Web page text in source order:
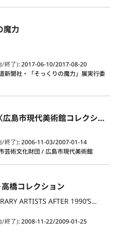
魔力
/終了):2017-06-10/2017-08-20
新聞社・「そっくりの魔力」展実行委
この20年の、20のアート〈広島市現代美術館コレクションによる〉
/終了):2006-11-03/2007-01-14
芸術文化財団 / 広島市現代美術館
橋コレクション
neoteny japan CONTEMPORARY ARTISTS AFTER 1990’S――FROM TAKAHASHI COLLECTION
/終了):2008-11-22/2009-01-25